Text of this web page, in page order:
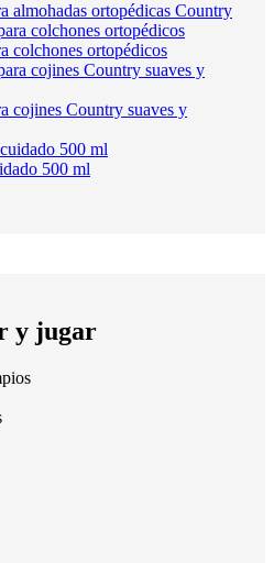
almohadas ortopédicas Country
colchones ortopédicos
cojines Country suaves y
500 ml
y jugar